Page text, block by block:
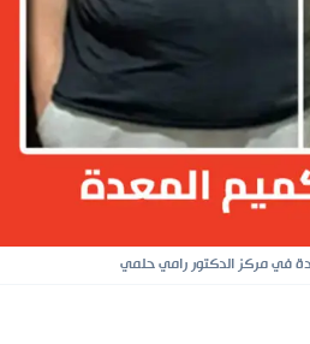
في مركز الدكتور رامي حلمي